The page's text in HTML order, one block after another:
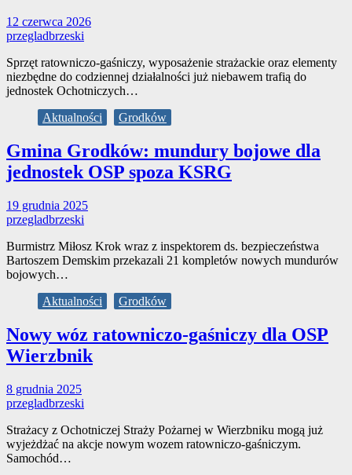
12 czerwca 2026
przegladbrzeski
Sprzęt ratowniczo-gaśniczy, wyposażenie strażackie oraz elementy
niezbędne do codziennej działalności już niebawem trafią do
jednostek Ochotniczych…
Aktualności
Grodków
Gmina Grodków: mundury bojowe dla
jednostek OSP spoza KSRG
19 grudnia 2025
przegladbrzeski
Burmistrz Miłosz Krok wraz z inspektorem ds. bezpieczeństwa
Bartoszem Demskim przekazali 21 kompletów nowych mundurów
bojowych…
Aktualności
Grodków
Nowy wóz ratowniczo-gaśniczy dla OSP
Wierzbnik
8 grudnia 2025
przegladbrzeski
Strażacy z Ochotniczej Straży Pożarnej w Wierzbniku mogą już
wyjeżdżać na akcje nowym wozem ratowniczo-gaśniczym.
Samochód…